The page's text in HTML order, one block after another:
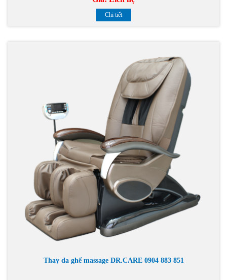
Chi tiết
Thay da ghế massage DR.CARE 0904 883 851